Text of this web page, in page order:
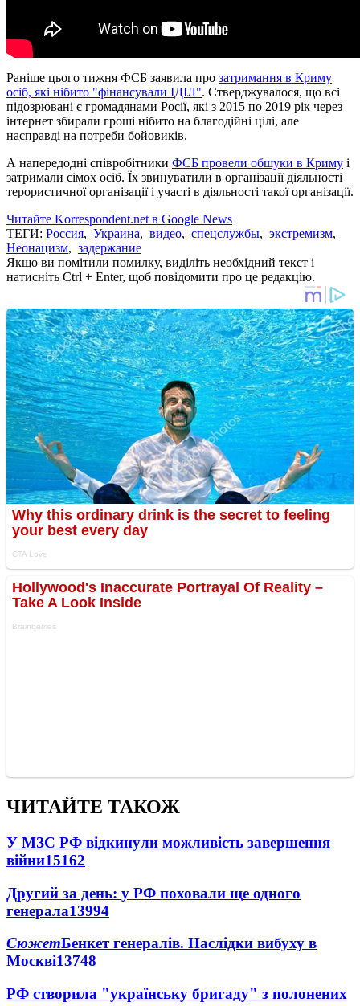
Раніше цього тижня ФСБ заявила про затримання в Криму
осіб, які нібито "фінансували ІДІЛ". Стверджувалося, що всі
підозрювані є громадянами Росії, які з 2015 по 2019 рік через
інтернет збирали гроші нібито на благодійні цілі, але
насправді на потреби бойовиків.
А напередодні співробітники ФСБ провели обшуки в Криму і
затримали сімох осіб. Їх звинуватили в організації діяльності
терористичної організації і участі в діяльності такої організації.
Читайте Korrespondent.net в Google News
ТЕГИ: Россия, Украина, видео, спецслужбы, экстремизм,
Неонацизм, задержание
Якщо ви помітили помилку, виділіть необхідний текст і
натисніть Ctrl + Enter, щоб повідомити про це редакцію.
ЧИТАЙТЕ ТАКОЖ
У МЗС РФ відкинули можливість завершення
війни15162
Другий за день: у РФ поховали ще одного
генерала13994
СюжетБенкет генералів. Наслідки вибуху в
Москві13748
РФ створила "українську бригаду" з полонених